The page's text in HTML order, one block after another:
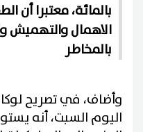
بالمائة، معتبرا أن
الاهمال والتهميش
بالمخاطر
وأضاف، في تصريح
اليوم السبت، أنه